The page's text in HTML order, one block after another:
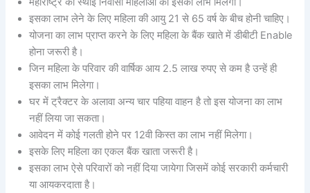
इसका लाभ लेने के लिए महिला की आयु 21 से 65 वर्ष के बीच होनी चाहिए।
योजना का लाभ प्राप्त करने के लिए महिला के बैंक खाते में डीबीटी Enable
होना जरूरी है।
जिन महिला के परिवार की वार्षिक आय 2.5 लाख रुपए से कम है उन्हें ही
इसका लाभ मिलेगा।
घर में ट्रैक्टर के अलावा अन्य चार पहिया वाहन है तो इस योजना का लाभ
नहीं लिया जा सकता।
आवेदन में कोई गलती होने पर 12वी किस्त का लाभ नहीं मिलेगा।
इसके लिए महिला का एकल बैंक खाता जरूरी है।
इसका लाभ ऐसे परिवारों को नहीं दिया जायेगा जिसमें कोई सरकारी कर्मचारी
या आयकरदाता है।